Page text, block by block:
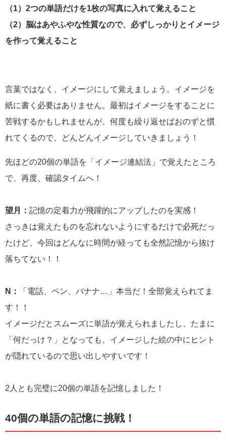
（1）2つの単語だけを1枚の写真に入れて覚えること
（2）脳はあやふやな性質なので、必ずしっかりとイメージ
を作って覚えること
言葉ではなく、イメージにして覚えましょう。イメージを
紙に書く必要はありません。最初はイメージをすることに
苦戦するかもしれませんが、何度も繰り返せばおのずと慣
れてくるので、どんどんイメージしていきましょう！
先ほどの20個の単語を「イメージ連結法」で覚えたところ
で、再度、確認タイムへ！
望月： 記憶の定着力が飛躍的にアップしたのを実感！
さっきは覚えたものを忘れないようにするだけで必死だっ
たけど、今回はどんなに時間が経っても全然記憶から抜け
落ちてない！！
N：
「電話、ペン、バナナ…」本当だ！全部覚えられてま
す！！
イメージだとスムーズに単語が覚えられましたし、たまに
「何だっけ？」となっても、イメージした絵の中にヒント
が隠れているので思い出しやすいです！
2人とも完璧に20個の単語を記憶しました！
40個の単語の記憶に挑戦！